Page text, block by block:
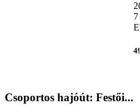
7
Csoportos hajóút: Festői...